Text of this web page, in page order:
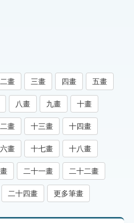
二畫 三畫 四畫 五畫
八畫 九畫 十畫
畫 十三畫 十四畫
畫 十七畫 十八畫
二十一畫 二十二畫
二十四畫 更多筆畫